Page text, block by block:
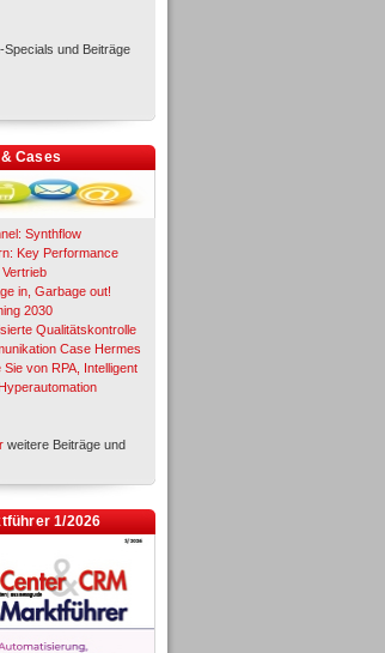
Specials und Beiträge
Cases
Synthflow
Key Performance
in, Garbage out!
2030
Qualitätskontrolle
Case Hermes
Sie von RPA, Intelligent
weitere Beiträge und
1/2026